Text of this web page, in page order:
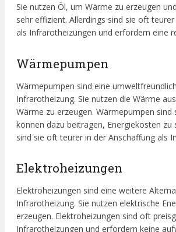
Sie nutzen Öl, um Wärme zu erzeugen
sehr effizient. Allerdings sind sie oft
als Infrarotheizungen und erfordern eine
Wärmepumpen
Wärmepumpen sind eine
Infrarotheizung. Sie nutzen die Wärme
Wärme zu erzeugen. Wärmepumpen sind
können dazu beitragen, Energiekosten zu
sind sie oft teurer in der Anschaffung als
Elektroheizungen
Elektroheizungen sind eine weitere
Infrarotheizung. Sie nutzen elektrische
erzeugen. Elektroheizungen sind oft
Infrarotheizungen und erfordern keine